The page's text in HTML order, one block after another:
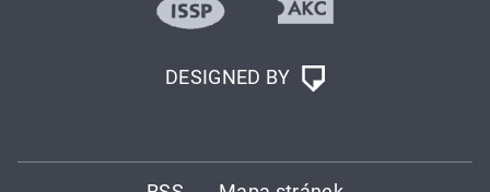
DESIGNED BY